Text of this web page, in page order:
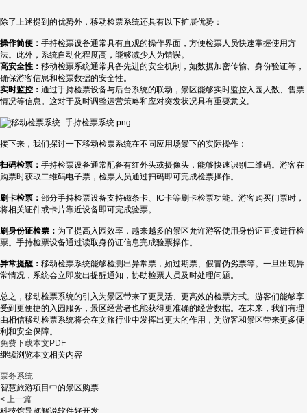
除了上述提到的优势外，移动检票系统还具有以下扩展优势：
操作简便： 手持检票设备通常具有直观的操作界面，方便检票人员快速掌握使用方
法。此外，系统自动化程度高，能够减少人为错误。
高安全性： 移动检票系统通常具备先进的安全机制，如数据加密传输、身份验证等，
确保游客信息和检票数据的安全性。
实时监控： 通过手持检票设备与后台系统的联动，景区能够实时监控入园人数、售票
情况等信息。这对于及时调整运营策略和应对突发状况具有重要意义。
接下来，我们探讨一下移动检票系统在不同应用场景下的实际操作：
扫码检票： 手持检票设备通常配备有红外头或摄像头，能够快速识别二维码。游客在
购票时获取二维码电子票，检票人员通过扫码即可完成检票操作。
刷卡检票： 部分手持检票设备支持磁条卡、IC卡等刷卡检票功能。游客购买门票时，
将相关证件或卡片靠近设备即可完成验票。
刷身份证检票： 为了提高入园效率，越来越多的景区允许游客使用身份证直接进行检
票。手持检票设备通过读取身份证信息完成验票操作。
异常提醒： 移动检票系统能够检测出异常票，如过期票、假冒伪劣票等。一旦出现异
常情况，系统会立即发出提醒通知，协助检票人员及时处理问题。
总之，移动检票系统的引入为景区带来了更灵活、更高效的检票方式。游客们能够享
受到更便捷的入园服务，景区经营者也能获得更准确的经营数据。在未来，我们有理
由相信移动检票系统将会在文旅行业中发挥出更大的作用，为游客和景区带来更多便
利和安全保障。
免费下载本文PDF
继续浏览本文相关内容
票务系统
智慧旅游项目中的景区购票
< 上一篇
科技馆导览解说软件好开发